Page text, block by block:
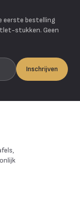
eerste bestelling
stukken. Geen
Inschrijven